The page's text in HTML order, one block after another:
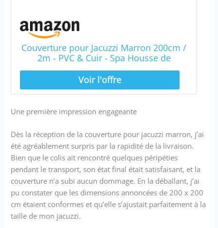
Couverture pour Jacuzzi Marron 200cm /
2m - PVC & Cuir - Spa Housse de
Protection Bâche Protectrice Carrée
pour Hot Tub Bain à Bulles - Pliable - 4
Sangles de Sécurité & 6 Poignées
Une première impression engageante
Dès la réception de la couverture pour jacuzzi marron, j’ai
été agréablement surpris par la rapidité de la livraison.
Bien que le colis ait rencontré quelques péripéties
pendant le transport, son état final était satisfaisant, et la
couverture n’a subi aucun dommage. En la déballant, j’ai
pu constater que les dimensions annoncées de 200 x 200
cm étaient conformes et qu’elle s’ajustait parfaitement à la
taille de mon jacuzzi.